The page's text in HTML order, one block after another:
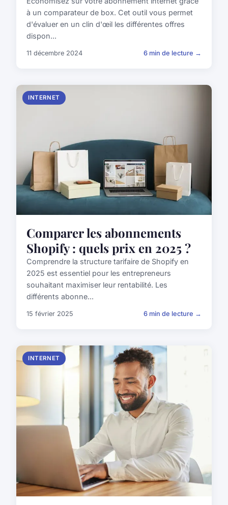
à un comparateur de box. Cet outil vous permet
d'évaluer en un clin d'œil les différentes offres
dispon...
11 décembre 2024 6 min de lecture →
INTERNET
Comparer les abonnements
Shopify : quels prix en 2025 ?
Comprendre la structure tarifaire de Shopify en
2025 est essentiel pour les entrepreneurs
souhaitant maximiser leur rentabilité. Les
différents abonne...
15 février 2025 6 min de lecture →
INTERNET